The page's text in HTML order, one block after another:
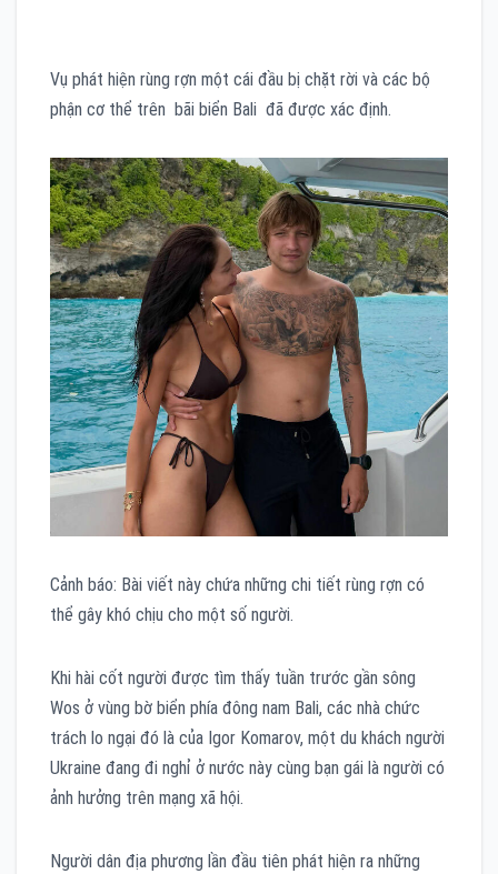
Vụ phát hiện rùng rợn một cái đầu bị chặt rời và các bộ
phận cơ thể trên bãi biển Bali đã được xác định.
Cảnh báo: Bài viết này chứa những chi tiết rùng rợn có
thể gây khó chịu cho một số người.
Khi hài cốt người được tìm thấy tuần trước gần sông
Wos ở vùng bờ biển phía đông nam Bali, các nhà chức
trách lo ngại đó là của Igor Komarov, một du khách người
Ukraine đang đi nghỉ ở nước này cùng bạn gái là người có
ảnh hưởng trên mạng xã hội.
Người dân địa phương lần đầu tiên phát hiện ra những